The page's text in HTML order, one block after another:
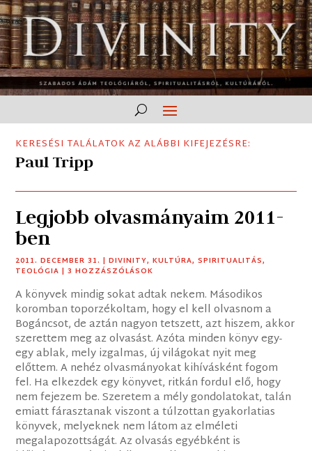
KERESÉSI TALÁLATOK AZ ALÁBBI KIFEJEZÉSRE:
Paul Tripp
Legjobb olvasmányaim 2011-
ben
2011. DECEMBER 31. |DIVINITY,KULTÚRA,SPIRITUALITÁS,
TEOLÓGIA | 3 HOZZÁSZÓLÁSOK
A könyvek mindig sokat adtak nekem. Másodikos
koromban toporzékoltam, hogy el kell olvasnom a
Bogáncsot, de aztán nagyon tetszett, azt hiszem, akkor
szerettem meg az olvasást. Azóta minden könyv egy-
egy ablak, mely izgalmas, új világokat nyit meg
előttem. A nehéz olvasmányokat kihívásként fogom
fel. Ha elkezdek egy könyvet, ritkán fordul elő, hogy
nem fejezem be. Szeretem a mély gondolatokat, talán
emiatt fárasztanak viszont a túlzottan gyakorlatias
könyvek, melyeknek nem látom az elméleti
megalapozottságát. Az olvasás egyébként is